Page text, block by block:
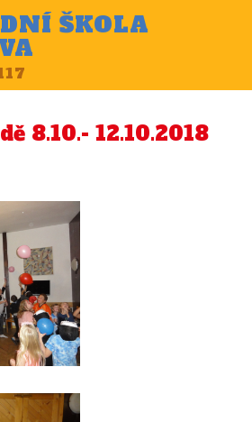
ŠKOLA
8.10.- 12.10.2018